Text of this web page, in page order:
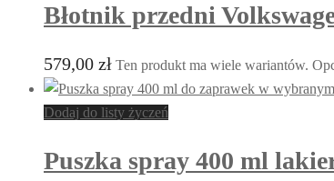
Błotnik przedni
579,00 zł Ten produkt ma wiele wariantów.
Dodaj do listy życzeń
Puszka spray 400 ml